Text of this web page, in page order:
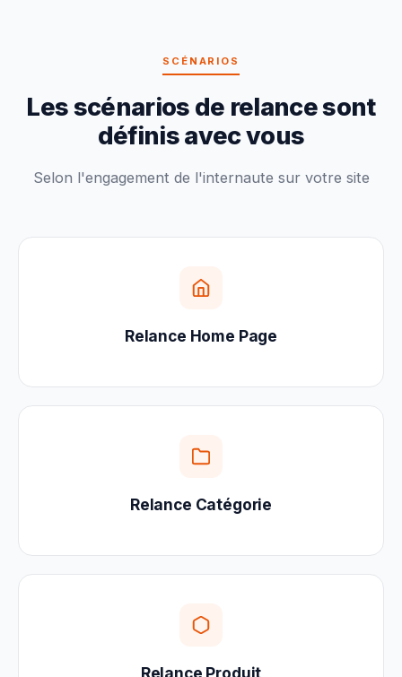
SCÉNARIOS
Les scénarios de relance sont
définis avec vous
Selon l'engagement de l'internaute sur votre site
Relance Home Page
Relance Catégorie
Relance Produit